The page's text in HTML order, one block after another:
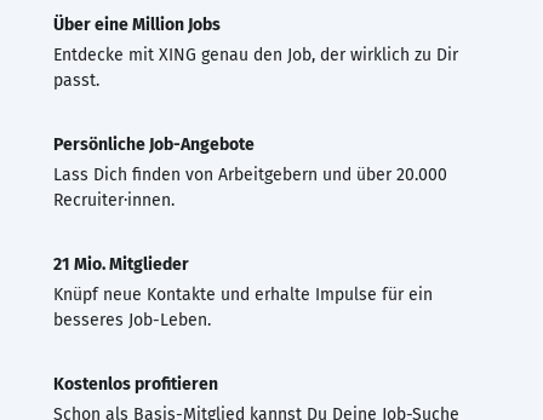
Über eine Million Jobs
Entdecke mit XING genau den Job, der wirklich zu Dir
passt.
Persönliche Job-Angebote
Lass Dich finden von Arbeitgebern und über 20.000
Recruiter·innen.
21 Mio. Mitglieder
Knüpf neue Kontakte und erhalte Impulse für ein
besseres Job-Leben.
Kostenlos profitieren
Schon als Basis-Mitglied kannst Du Deine Job-Suche